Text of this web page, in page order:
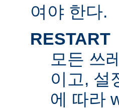
여야 한다.
RESTART
모든 쓰
이고, 설
에 따라